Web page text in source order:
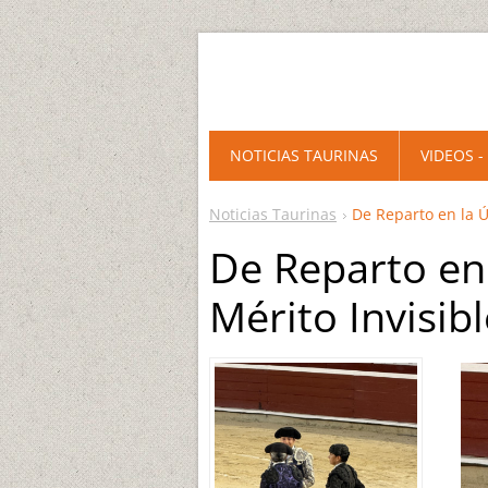
Noticias Taurinas De Reparto en la
De Reparto
Mérito
NOTICIAS TAURINAS VIDEOS -